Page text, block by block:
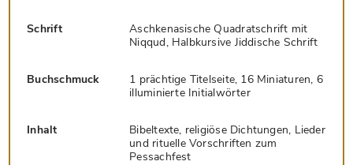
Schrift
Aschkenasische Quadratschrift mit
Niqqud, Halbkursive Jiddische Schrift
Buchschmuck
1 prächtige Titelseite, 16 Miniaturen, 6
illuminierte Initialwörter
Inhalt
Bibeltexte, religiöse Dichtungen, Lieder
und rituelle Vorschriften zum
Pessachfest